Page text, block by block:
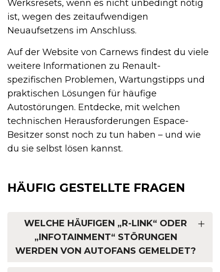
Werksresets, wenn es nicht unbedingt nötig
ist, wegen des zeitaufwendigen
Neuaufsetzens im Anschluss.
Auf der Website von Carnews findest du viele
weitere Informationen zu Renault-
spezifischen Problemen, Wartungstipps und
praktischen Lösungen für häufige
Autostörungen. Entdecke, mit welchen
technischen Herausforderungen Espace-
Besitzer sonst noch zu tun haben – und wie
du sie selbst lösen kannst.
HÄUFIG GESTELLTE FRAGEN
WELCHE HÄUFIGEN „R-LINK“ ODER
„INFOTAINMENT“ STÖRUNGEN
WERDEN VON AUTOFANS GEMELDET?